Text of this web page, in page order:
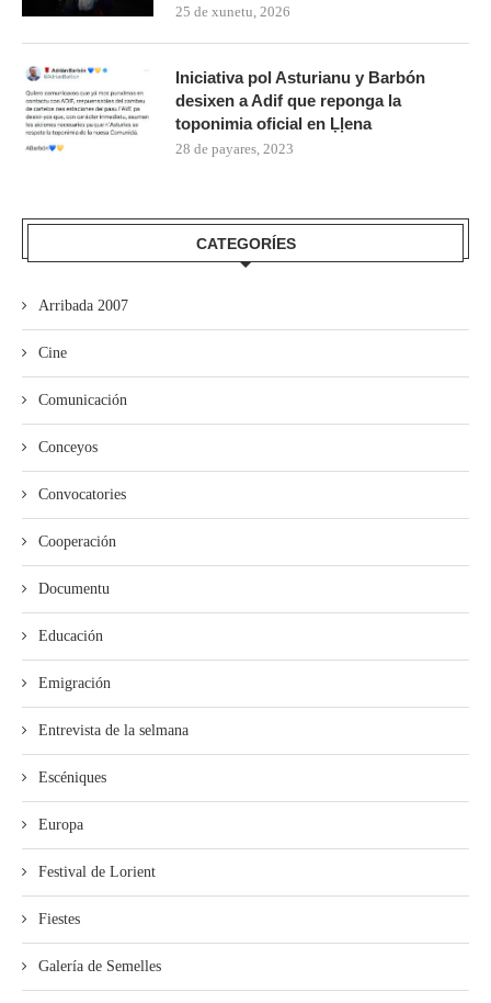
25 de xunetu, 2026
Iniciativa pol Asturianu y Barbón
desixen a Adif que reponga la
toponimia oficial en Ḷḷena
28 de payares, 2023
CATEGORÍES
Arribada 2007
Cine
Comunicación
Conceyos
Convocatories
Cooperación
Documentu
Educación
Emigración
Entrevista de la selmana
Escéniques
Europa
Festival de Lorient
Fiestes
Galería de Semelles